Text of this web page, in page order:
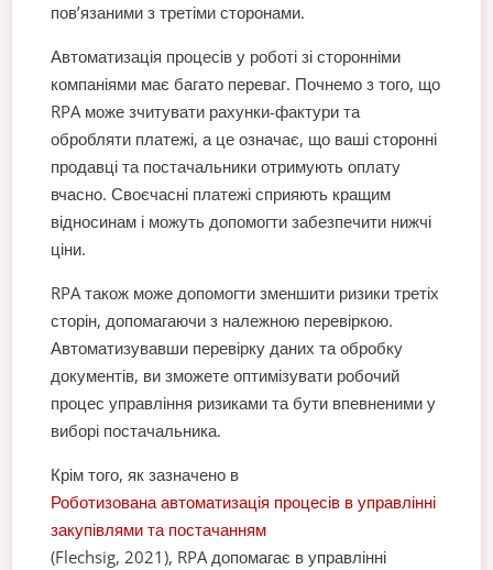
пов’язаними з третіми сторонами.
Автоматизація процесів у роботі зі сторонніми
компаніями має багато переваг. Почнемо з того, що
RPA може зчитувати рахунки-фактури та
обробляти платежі, а це означає, що ваші сторонні
продавці та постачальники отримують оплату
вчасно. Своєчасні платежі сприяють кращим
відносинам і можуть допомогти забезпечити нижчі
ціни.
RPA також може допомогти зменшити ризики третіх
сторін, допомагаючи з належною перевіркою.
Автоматизувавши перевірку даних та обробку
документів, ви зможете оптимізувати робочий
процес управління ризиками та бути впевненими у
виборі постачальника.
Крім того, як зазначено в
Роботизована автоматизація процесів в управлінні
закупівлями та постачанням
(Flechsig, 2021), RPA допомагає в управлінні